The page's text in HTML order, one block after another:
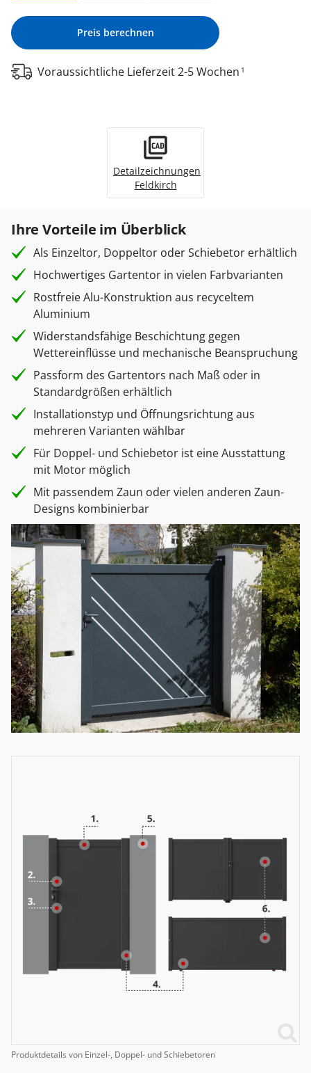
Preis berechnen
Voraussichtliche Lieferzeit 2-5 Wochen 1
Detailzeichnungen
Feldkirch
Ihre Vorteile im Überblick
Als Einzeltor, Doppeltor oder Schiebetor erhältlich
Hochwertiges Gartentor in vielen Farbvarianten
Rostfreie Alu-Konstruktion aus recyceltem
Aluminium
Widerstandsfähige Beschichtung gegen
Wettereinflüsse und mechanische Beanspruchung
Passform des Gartentors nach Maß oder in
Standardgrößen erhältlich
Installationstyp und Öffnungsrichtung aus
mehreren Varianten wählbar
Für Doppel- und Schiebetor ist eine Ausstattung
mit Motor möglich
Mit passendem Zaun oder vielen anderen Zaun-
Designs kombinierbar
Produktdetails von Einzel-, Doppel- und Schiebetoren